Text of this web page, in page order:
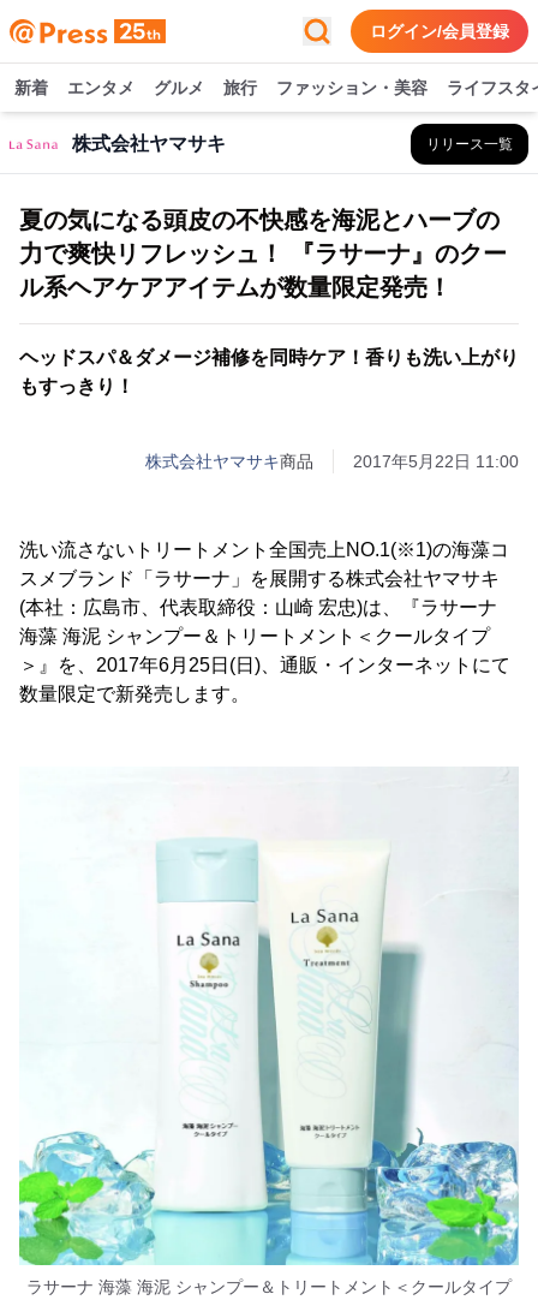
ログイン/会員登録
新着 エンタメ グルメ 旅行 ファッション・美容 ライフスタ
株式会社ヤマサキ リリース一覧
夏の気になる頭皮の不快感を海泥とハーブの
力で爽快リフレッシュ！ 『ラサーナ』のクー
ル系ヘアケアアイテムが数量限定発売！
ヘッドスパ＆ダメージ補修を同時ケア！香りも洗い上がり
もすっきり！
株式会社ヤマサキ商品 2017年5月22日 11:00
洗い流さないトリートメント全国売上NO.1(※1)の海藻コ
スメブランド「ラサーナ」を展開する株式会社ヤマサキ
(本社：広島市、代表取締役：山崎 宏忠)は、『ラサーナ
海藻 海泥 シャンプー＆トリートメント＜クールタイプ
＞』を、2017年6月25日(日)、通販・インターネットにて
数量限定で新発売します。
ラサーナ 海藻 海泥 シャンプー＆トリートメント＜クールタイプ